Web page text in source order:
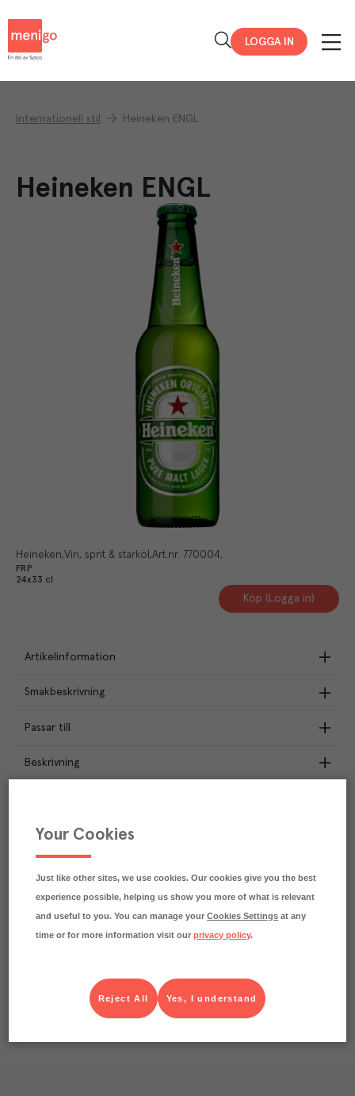
LOGGA IN
Internationell stil Heineken ENGL
Heineken ENGL
Heineken Vin, sprit & starköl Art.nr. 770004
FRP
24x33 cl
Köp (Logga in)
Artikelinformation
Smakbeskrivning
Passar till
Beskrivning
Klimatavtryck
CO₂e/kg
Varje kilo av varan påverkar klimatet motsvarande
utsläppen av 1.1 kg koldioxid.
Läs mer om hur vi beräknar klimatavtryck
Your Cookies
Just like other sites, we use cookies. Our cookies give you the best
experience possible, helping us show you more of what is relevant
and useful to you. You can manage yourCookies Settings at any
time or for more information visit ourprivacy policy.
Yes, I understand
Reject All